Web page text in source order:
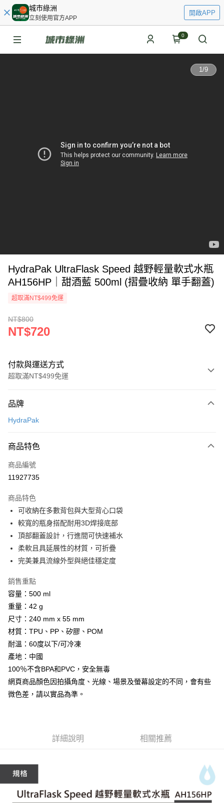
城市綠洲
立刻使用官方APP
開啟APP
0
1/9
HydraPak UltraFlask Speed 越野輕量軟式水瓶
AH156HP｜甜酒藍 500ml (摺疊收納 單手翻蓋)
超取滿NT$499免運
NT$800
NT$720
付款與運送方式
超取滿NT$499免運
信用卡一次付款
LINE Pay
Apple Pay
悠遊付
Google Pay
全盈+PAY
AFTEE先享後付
【關於「AFTEE先享後付」】
AFTEE先享後付是「在收到商品之後才付款」的支付方式。 讓您購物簡單
１．簡單：不需註冊會員、不需綁卡、不需儲值。
２．便利：只要手機號碼，簡訊認證，即可結帳。
３．安心：先確認商品／服務後，再付款。
【「AFTEE先享後付」結帳流程】
１．於結帳方式選擇「AFTEE先享後付」後，將跳轉至「AFTEE先享後付」
２．訂單成立數日內，您將收到繳費通知簡訊。
３．收到繳費通知簡訊後14天內，點擊此簡訊中的連結，可透過四大超商／
ATM／網路銀行／等多元方式進行付款，方視為交易完成。
※ 請注意：結帳手續完成當下不需立刻繳費，但若您需要取消訂單，請聯絡
是否繳費成功／繳費後需取消欲退款等相關疑問，請聯繫「AFTEE先享後付
客戶支援中心」 https://netprotections.freshdesk.com/support/home
１．透過由恩沛科技股份有限公司提供之「AFTEE先享後付」服務完成之交
易，需依本服務之必要範圍內提供個人資料，並將交易相關給付款項請求債
權轉讓予恩沛科技股份有限公司。
２．關於個人資料處理事宜，請瀏覽以下網址：
ATM付款
貨到付款
運送方式
全家取貨付款
每筆NT$60，滿NT$499(含以上)免運費
7-11取貨付款
每筆NT$60，滿NT$799(含以上)免運費
貨到付款
每筆NT$130，滿NT$3,000(含以上)免運費
品牌
HydraPak
商品特色
商品編號
11927735
商品特色
可收納在多數背包與大型背心口袋
較寬的瓶身搭配耐用3D焊接底部
頂部翻蓋設計，行進間可快速補水
柔軟且具延展性的材質，可折疊
完美兼具流線外型與絕佳穩定度
銷售重點
容量：500 ml
重量：42 g
尺寸：240 mm x 55 mm
材質：TPU、PP、矽膠、POM
耐溫：60度以下/可冷凍
產地：中國
100％不含BPA和PVC，安全無毒
網頁商品顏色因拍攝角度、光線、場景及螢幕設定的不同，會有些
微色差，請以實品為準。
詳細說明 相關推薦